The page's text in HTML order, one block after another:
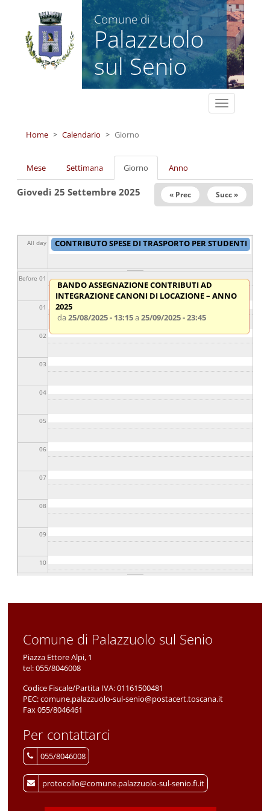
Salta al contenuto principale
Comune di
Palazzuolo
sul Senio
Toggle
navigation
Home
Calendario Giorno
Schede primarie
Mese Settimana Giorno (scheda
attiva)
Anno
Giovedì 25 Settembre 2025 « Prec Succ »
All day
CONTRIBUTO SPESE DI TRASPORTO PER STUDENTI
DELLE SCUOLE SUPERIORI A.S. 2024/2025 -
01/09/2025 - 00:00a30/09/2025 - 13:00
Before 01
01
02
03
04
05
06
07
08
09
10
13
15
16
17
18
BANDO ASSEGNAZIONE CONTRIBUTI AD
INTEGRAZIONE CANONI DI LOCAZIONE – ANNO
2025
da 25/08/2025 - 13:15a 25/09/2025 - 23:45
Comune di Palazzuolo sul Senio
Piazza Ettore Alpi, 1
tel:055/8046008
Codice Fiscale/Partita IVA:01161500481
PEC:comune.palazzuolo-sul-senio@postacert.toscana.it
Fax 055/8046461
Per contattarci
055/8046008
protocollo@comune.palazzuolo-sul-senio.fi.it